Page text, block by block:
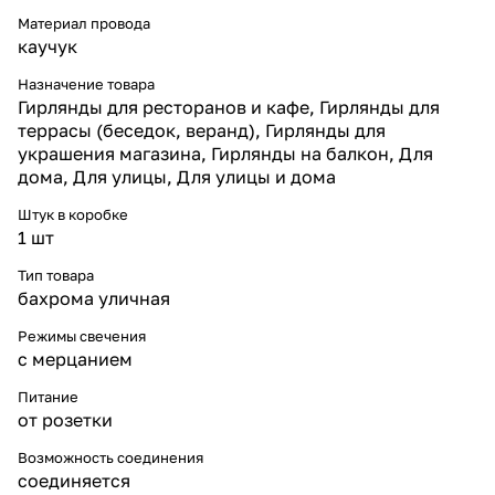
сохраняющий гибкость даже
при морозах до –40 °C.
* Увеличенные гранёные
диоды — красиво рассеивают
свет во все стороны.
* Двойная термоусадка и
компаунд — максимальная
герметичность и
долговечность.
удобно объединять гирлянды в
протяжённые линии.
высокая яркость при
минимальном
* Срок службы до 30 000 часов
— стабильная работа много
Надёжность и конструкция
Бахрома длиной 3 м идеально
окон, дверей, балконов и
входных зон. Белый кабель
Материал провода
каучук
Назначение товара
Гирлянды для ресторанов и кафе, Гирлянды для
террасы (беседок, веранд), Гирлянды для
украшения магазина, Гирлянды на балкон, Для
дома, Для улицы, Для улицы и дома
Штук в коробке
1 шт
Тип товара
бахрома уличная
Режимы свечения
с мерцанием
Питание
от розетки
Возможность соединения
соединяется